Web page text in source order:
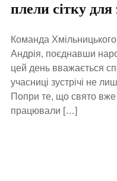
плели сітку для
Команда
Андрія, поєднавши
цей день вважається
учасниці зустрічі не
Попри те, що свято
працювали […]